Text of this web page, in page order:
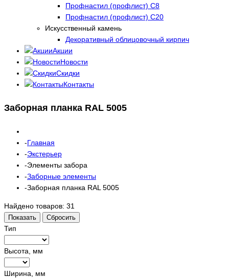
Профнастил (профлист) С8
Профнастил (профлист) С20
Искусственный камень
Декоративный облицовочный кирпич
Акции
Новости
Скидки
Контакты
Заборная планка RAL 5005
Главная
Экстерьер
Элементы забора
Заборные элементы
Заборная планка RAL 5005
Найдено товаров: 31
Показать Сбросить
Тип
Высота, мм
Ширина, мм